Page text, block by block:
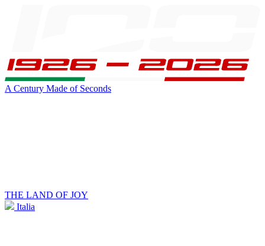
A Century Made of Seconds
THE LAND OF JOY
Italia